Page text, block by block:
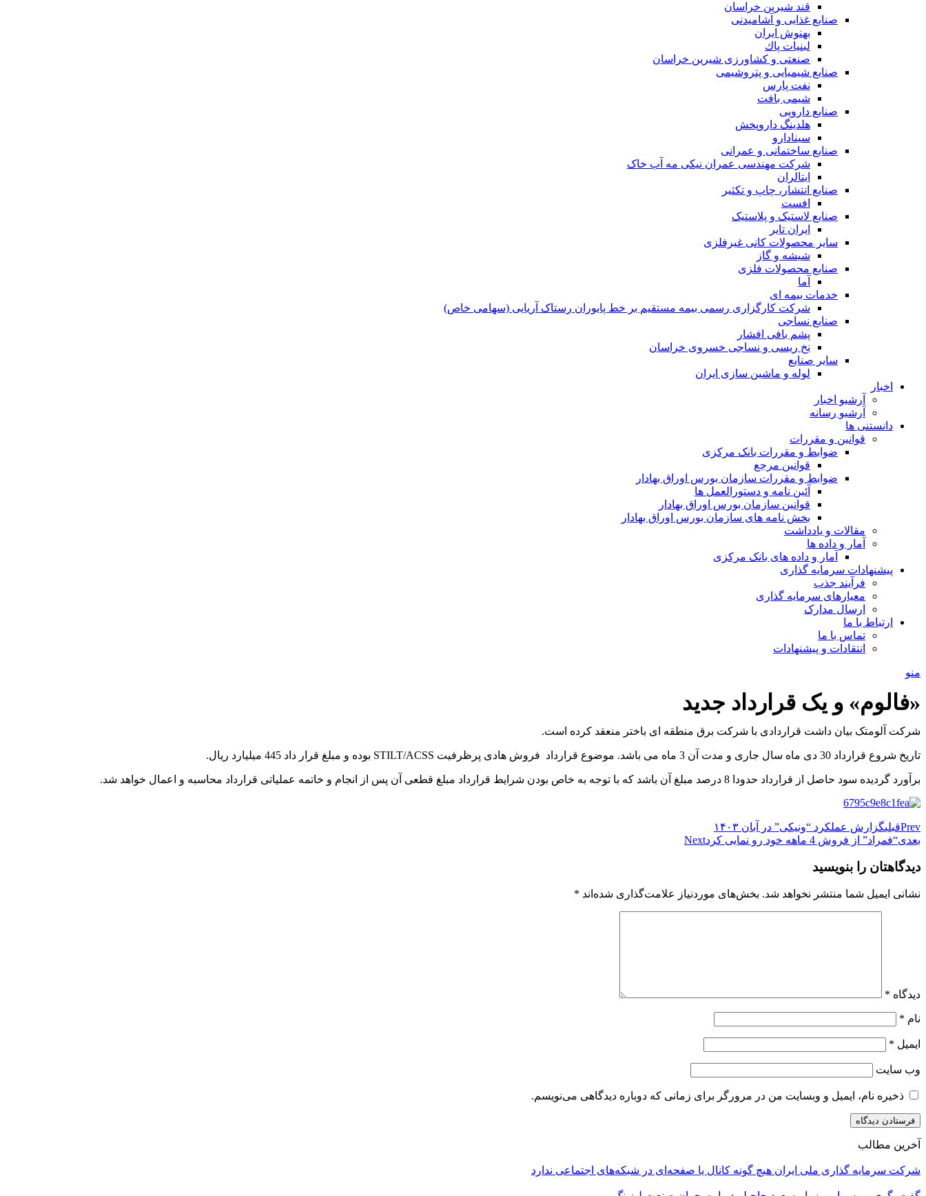
قند شیرین خراسان
صنایع غذايی و آشاميدنی
بهنوش ایران
لبنيات پاك
صنعتی و کشاورزی شیرین خراسان
صنایع شیمیایی و پتروشیمی
نفت پارس
شیمی بافت
صنایع دارویی
هلدینگ داروپخش
سینادارو
صنایع ساختمانی و عمرانی
شرکت مهندسی عمران نیکی مه آب خاک
ایتالران
صنایع انتشار، چاپ و تکثير
افست
صنایع لاستیک و پلاستیک
ایران تایر
ساير محصولات كانی غيرفلزی
شیشه و گاز
صنایع محصولات فلزی
آما
خدمات بیمه ای
شرکت کارگزاری رسمی بیمه مستقیم بر خط پایوران رستاک آریایی (سهامی خاص)
صنایع نساجی
پشم بافی افشار
نخ ریسی و نساجی خسروی خراسان
سایر صنایع
لوله و ماشین سازی ایران
اخبار
آرشیو اخبار
آرشیو رسانه
دانستنی ها
قوانین و مقررات
ضوابط و مقررات بانک مرکزی
قوانين مرجع
ضوابط و مقررات سازمان بورس اوراق بهادار
آئین نامه و دستورالعمل ها
قوانین سازمان بورس اوراق بهادار
بخش نامه های سازمان بورس اوراق بهادار
مقالات و یادداشت
آمار و داده ها
آمار و داده های بانک مرکزی
پیشنهادات سرمایه گذاری
فرآیند جذب
معیارهای سرمایه گذاری
ارسال مدارک
ارتباط با ما
تماس با ما
انتقادات و پیشنهادات
منو
«فالوم» و یک قرارداد جدید
شرکت آلومتک بیان داشت قراردادی با شرکت برق منطقه ای باختر منعقد کرده است.
تاریخ شروع قرارداد 30 دی ماه سال جاری و مدت آن 3 ماه می باشد. موضوع قرارداد فروش هادی پرظرفیت STILT/ACSS بوده و مبلغ قرار داد 445 میلیارد ریال.
برآورد گردیده سود حاصل از قرارداد حدودا 8 درصد مبلغ آن باشد که با توجه به خاص بودن شرایط قرارداد مبلغ قطعی آن پس از انجام و خاتمه عملیاتی قرارداد محاسبه و اعمال خواهد شد.
Prevقبلیگزارش عملکرد “ونیکی” در آبان ۱۴۰۳
بعدی“فمراد” از فروش 4 ماهه خود رو نمایی کرد Next
دیدگاهتان را بنویسید
نشانی ایمیل شما منتشر نخواهد شد. بخش‌های موردنیاز علامت‌گذاری شده‌اند *
دیدگاه *
نام *
ایمیل *
وب‌ سایت
ذخیره نام، ایمیل و وبسایت من در مرورگر برای زمانی که دوباره دیدگاهی می‌نویسم.
آخرین مطالب
شرکت سرمایه گذاری ملی ایران هیچ گونه کانال یا صفحه‌ای در شبکه‌های اجتماعی ندارد